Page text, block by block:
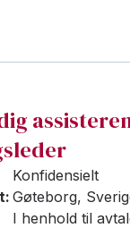
Konfidensielt
Gøteborg,
I henhold til